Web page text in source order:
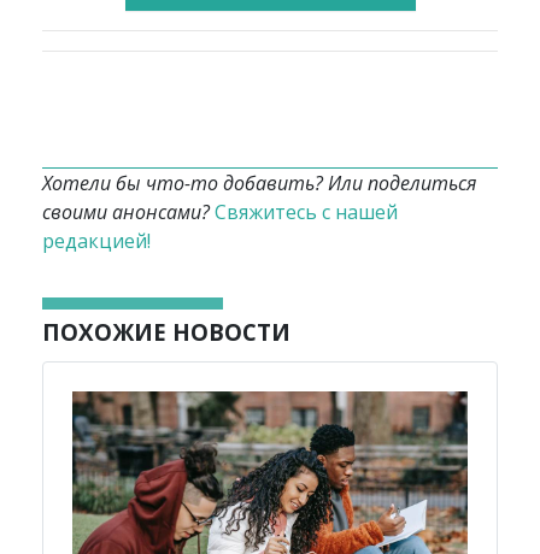
Хотели бы что-то добавить? Или поделиться
своими анонсами?Свяжитесь с нашей
редакцией!
ПОХОЖИЕ НОВОСТИ